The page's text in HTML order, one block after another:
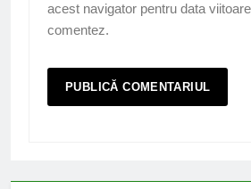
acest navigator pentru data
comentez.